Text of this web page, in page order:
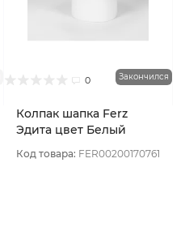
0 Закончился
Колпак шапка Ferz
Эдита цвет Белый
Код товара: FER00200170761